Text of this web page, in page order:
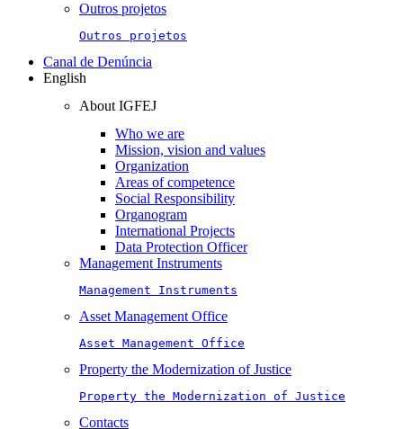
Outros projetos
Outros projetos
Canal de Denúncia
English
About IGFEJ
Who we are
Mission, vision and values
Organization
Areas of competence
Social Responsibility
Organogram
International Projects
Data Protection Officer
Management Instruments
Management Instruments
Asset Management Office
Asset Management Office
Property the Modernization of Justice
Property the Modernization of Justice
Contacts